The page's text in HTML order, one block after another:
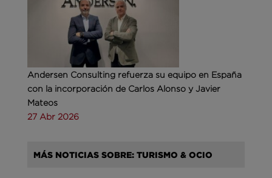
Andersen Consulting refuerza su equipo en España
con la incorporación de Carlos Alonso y Javier
Mateos
27 Abr 2026
MÁS NOTICIAS SOBRE: TURISMO & OCIO